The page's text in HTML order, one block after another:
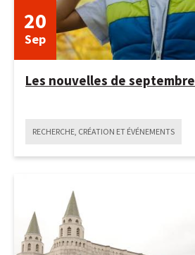
Les nouvelles de septembre
20
Sep
RECHERCHE, CRÉATION ET ÉVÉNEMENTS